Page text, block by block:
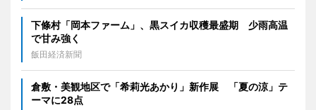
下條村「岡本ファーム」、黒スイカ収穫最盛期 少雨高温
で甘み強く
飯田経済新聞
倉敷・美観地区で「希莉光あかり」新作展 「夏の涼」テ
ーマに28点